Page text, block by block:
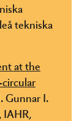
tekniska
at the
Gunnar I.
IAHR,